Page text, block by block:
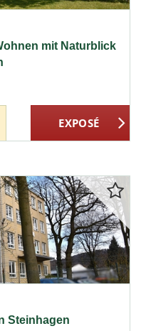
mit Naturblick
Steinhagen